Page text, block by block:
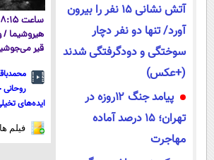
آتش نشانی 15 نفر را بیرون
آورد/ تنها دو نفر دچار
سوختگی و دودگرفتگی شدند
(+عکس)
پیامد جنگ ۱۲روزه در
تهران؛ ۱۵ درصد آماده
مهاجرت
هیروشیما
قیر
روحانی
ایده‌های
فیلم